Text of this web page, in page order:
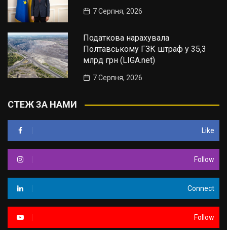
7 Серпня, 2026
Податкова нарахувала
Полтавському ГЗК штраф у 35,3
млрд грн (LIGA.net)
7 Серпня, 2026
СТЕЖ ЗА НАМИ
Like
Follow
Connect
Follow